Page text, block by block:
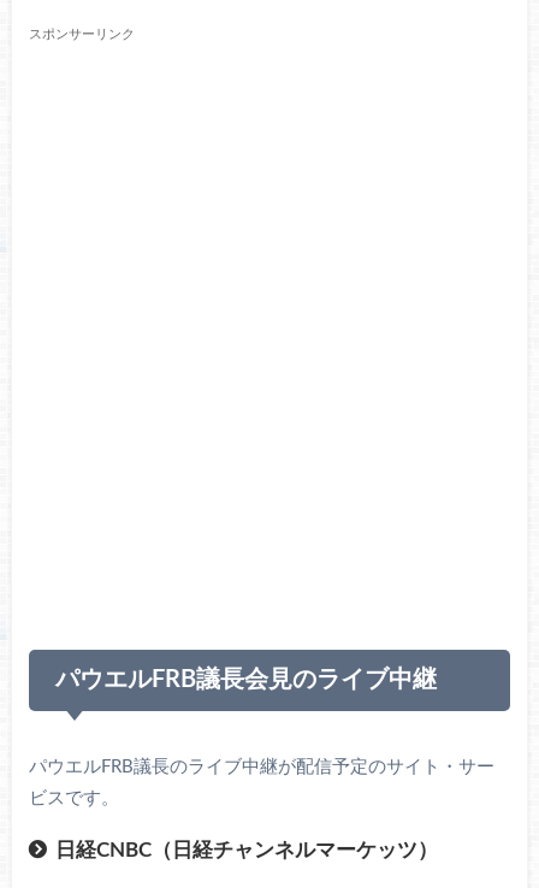
スポンサーリンク
パウエルFRB議長会見のライブ中継
パウエルFRB議長のライブ中継が配信予定のサイト・サー
ビスです。
日経CNBC（日経チャンネルマーケッツ）